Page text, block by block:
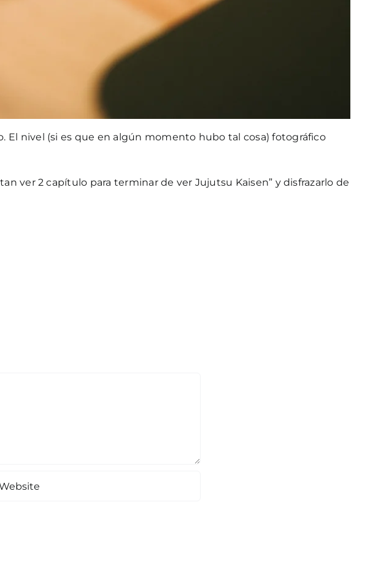
El nivel (si es que en algún momento hubo tal cosa) fotográfico
ver 2 capítulo para terminar de ver Jujutsu Kaisen” y disfrazarlo de